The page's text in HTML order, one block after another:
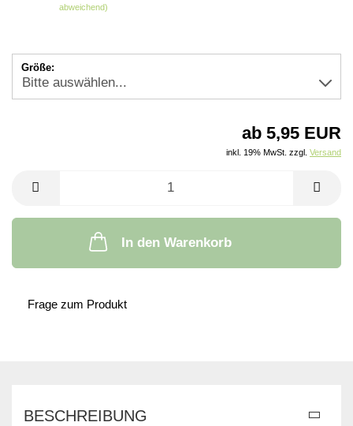
abweichend)
Größe:
ab 5,95 EUR
inkl. 19% MwSt. zzgl. Versand
In den Warenkorb
Frage zum Produkt
BESCHREIBUNG